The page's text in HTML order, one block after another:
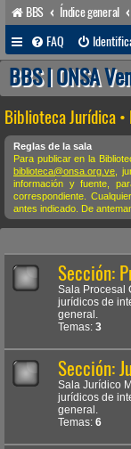
BBS Índice general
FAQ
BBS | ONSA
Biblioteca Jurídica
Reglas de la sala
Para publicar en la
biblioteca@onsa.org.ve ,
información y fuente,
correspondiente.
antes indicado. De
Sección:
Sala Procesal
jurídicos de
general.
Temas: 3
Sección:
Sala Jurídico
jurídicos de
general.
Temas: 6